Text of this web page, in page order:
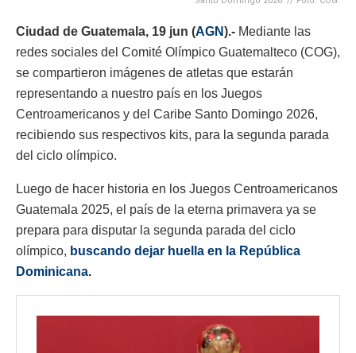
Ciudad de Guatemala, 19 jun (AGN).- Mediante las
redes sociales del Comité Olímpico Guatemalteco (COG),
se compartieron imágenes de atletas que estarán
representando a nuestro país en los Juegos
Centroamericanos y del Caribe Santo Domingo 2026,
recibiendo sus respectivos kits, para la segunda parada
del ciclo olímpico.
Luego de hacer historia en los Juegos Centroamericanos
Guatemala 2025, el país de la eterna primavera ya se
prepara para disputar la segunda parada del ciclo
olímpico, buscando dejar huella en la República
Dominicana.